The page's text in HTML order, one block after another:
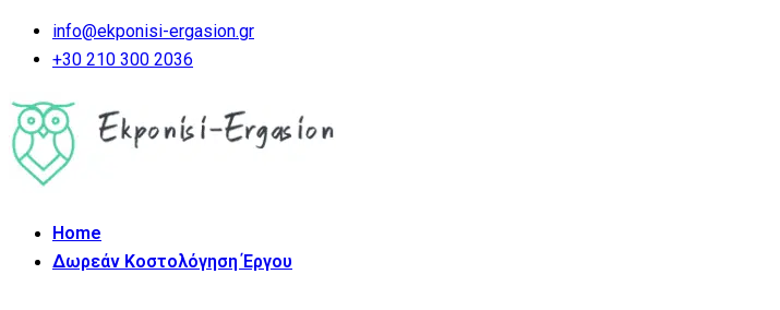
info@ekponisi-ergasion.gr
+30 210 300 2036
Home
Δωρεάν Κοστολόγηση Έργου